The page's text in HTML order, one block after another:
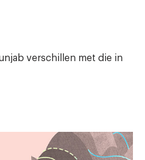
verschillen met die in